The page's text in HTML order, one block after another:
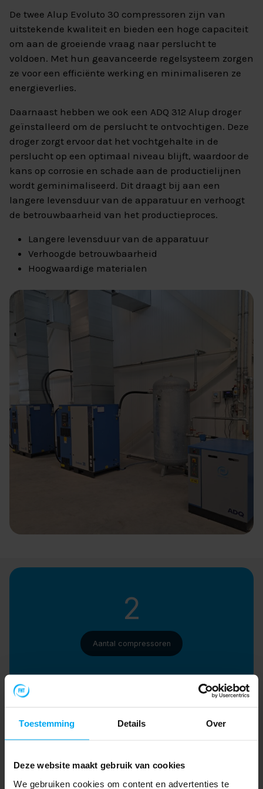
Toestemming Details Over
Deze website maakt gebruik van cookies
We gebruiken cookies om content en advertenties te
De twee Alup Evoluto 30 compressoren zijn van
uitstekende kwaliteit en bieden een hoge capaciteit
om aan de groeiende vraag naar perslucht te
voldoen. Met hun geavanceerde regelsysteem zorgen
ze voor een efficiënte werking en minimaliseren ze
energieverlies.
Daarnaast hebben we ook een ADQ 312 Alup droger
geïnstalleerd om de perslucht te ontvochtigen. Deze
droger zorgt ervoor dat het vochtgehalte in de
perslucht op een optimaal niveau blijft, waardoor de
kans op corrosie en schade aan de productielijnen
wordt geminimaliseerd. Dit draagt bij aan een
langere levensduur van de apparatuur en verhoogt
de betrouwbaarheid van het productieproces.
Langere levensduur van de apparatuur
Verhoogde betrouwbaarheid
Hoogwaardige materialen
2
Aantal compressoren
Alup Evoluto
merk